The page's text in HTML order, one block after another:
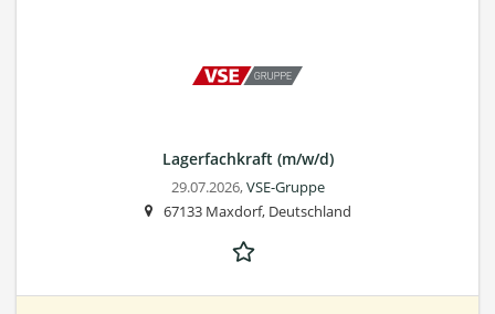
Lagerfachkraft (m/w/d)
29.07.2026,VSE-Gruppe
67133 Maxdorf, Deutschland